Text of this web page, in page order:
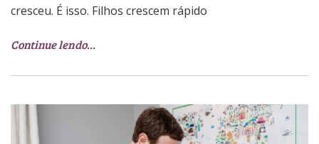
cresceu. É isso. Filhos crescem rápido
Continue lendo…